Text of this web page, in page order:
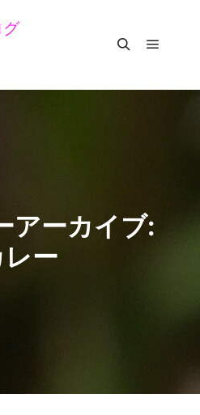
アーカイブ:
レー